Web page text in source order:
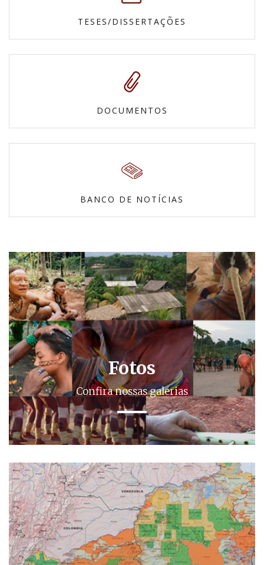
TESES/DISSERTAÇÕES
DOCUMENTOS
BANCO DE NOTÍCIAS
Fotos
Confira nossas galerias